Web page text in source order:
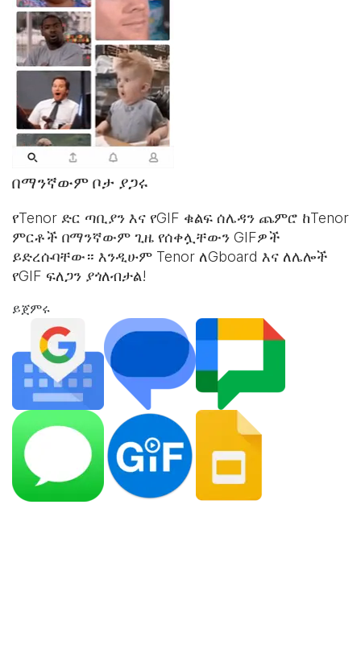
በማንኛውም ቦታ ያጋሩ
የTenor ድር ጣቢያን እና የGIF ቁልፍ ሰሌዳን ጨምሮ ከTenor
ምርቶች በማንኛውም ጊዜ የሰቀሏቸውን GIFዎች
ይድረሱባቸው። እንዲሁም Tenor ለGboard እና ለሌሎች
የGIF ፍለጋን ያጎለብታል!
ይጀምሩ